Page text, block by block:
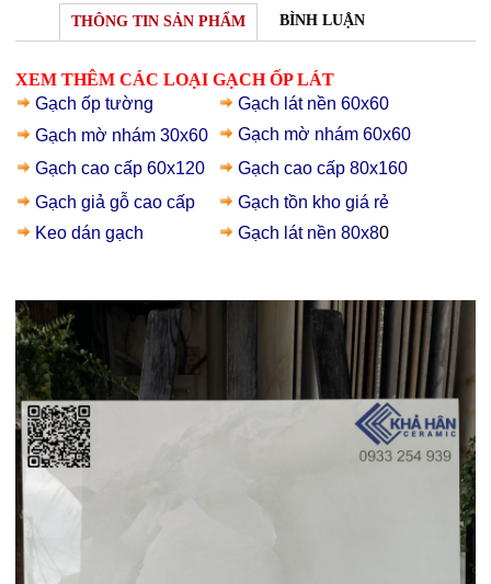
THÔNG TIN SẢN PHẨM BÌNH LUẬN
XEM THÊM CÁC LOẠI GẠCH ỐP LÁT
Gạchốp tường
Gạch lát nền 60x60
Gạch mờ nhám 30x60
Gạch mờ nhám 60x60
Gạch cao cấp 60x120
Gạch cao cấp 80x160
Gạch giả gỗ cao cấp Gạch tồn kho giá rẻ
Keo dán gạch
Gạch lát nền 80x80